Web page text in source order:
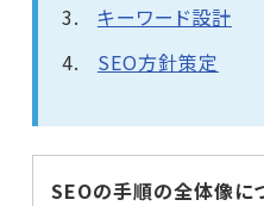
キーワード設計
SEO方針策定
SEOの手順の全体像に